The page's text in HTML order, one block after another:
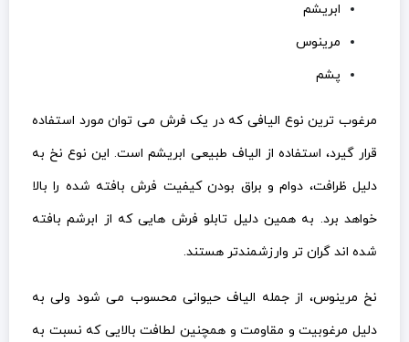
ابریشم
مرینوس
پشم
مرغوب ترین نوع الیافی که در یک فرش می توان مورد استفاده
قرار گیرد، استفاده از الیاف طبیعی ابریشم است. این نوع نخ به
دلیل ظرافت، دوام و براق بودن کیفیت فرش بافته شده را بالا
خواهد برد. به همین دلیل تابلو فرش هایی که از ابرشم بافته
شده اند گران تر وارزشمندتر هستند.
نخ مرینوس، از جمله الیاف حیوانی محسوب می شود ولی به
دلیل مرغوبیت و مقاومت و همچنین لطافت بالایی که نسبت به